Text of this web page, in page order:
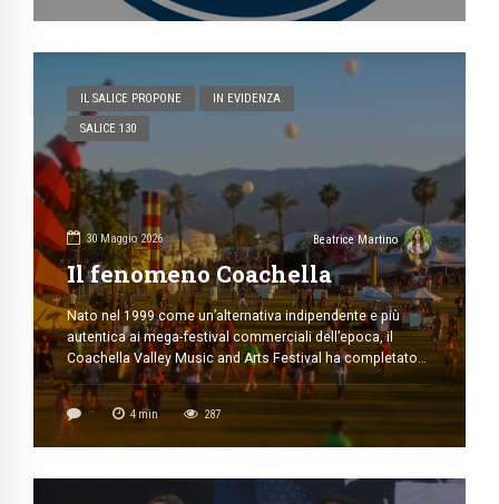
IL SALICE PROPONE IN EVIDENZA
SALICE 130
30 Maggio 2026 Beatrice Martino
Il fenomeno Coachella
Nato nel 1999 come un’alternativa indipendente e più
autentica ai mega-festival commerciali dell’epoca, il
Coachella Valley Music and Arts Festival ha completato
da anni la sua metamorfosi, trasformandosi nel fulcro
globale della cultura pop, della moda e dell’economia
digitale. L’evento, che si svolge annualmente nei fine
settimana di aprile presso l’Empire Polo Club di Indio, […]
4 min 287